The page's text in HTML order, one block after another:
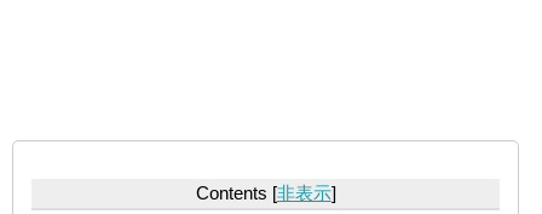
Contents [非表示]